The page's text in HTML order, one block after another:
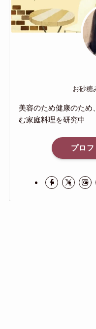
お砂糖
美容のため健康のため
む家庭料理を研究中
プロ